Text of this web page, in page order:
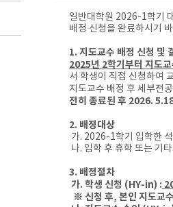
일반대학원 2026-1학기
배정 신청을 완료하시기
1. 지도교수 배정 신청 및
2025년 2학기부터 지도
서 학생이 직접 신청하여
지도교수 배정 후 세부전
전히 종료된 후 2026.
2. 배정대상
가. 2026-1학기 입학한
나. 입학 후 휴학 또는 기
3. 배정절차
가. 학생 신청 (HY-in) :
※ 신청 후, 본인 지도교